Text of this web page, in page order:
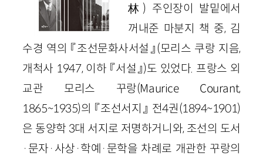
林) 주인장이 발밑에서
꺼내준 마분지 책 중, 김
수경 역의 『조선문화사서설』(모리스 쿠랑 지음,
개척사 1947, 이하 『서설』)도 있었다. 프랑스 외
교관 모리스 꾸랑(Maurice Courant,
1865~1935)의 『조선서지』 전4권(1894~1901)
은 동양학 3대 서지로 저명하거니와, 조선의 도서
·문자·사상·학예·문학을 차례로 개관한 꾸랑의